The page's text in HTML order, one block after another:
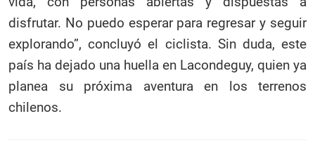
disfrutar. No puedo esperar para regresar y seguir
explorando”, concluyó el ciclista. Sin duda, este
país ha dejado una huella en Lacondeguy, quien ya
planea su próxima aventura en los terrenos
chilenos.